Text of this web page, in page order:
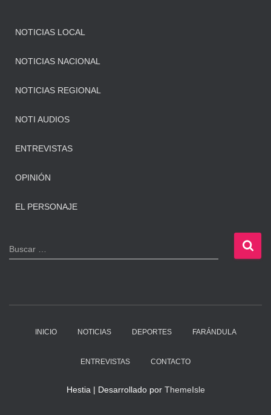
NOTICIAS LOCAL
NOTICIAS NACIONAL
NOTICIAS REGIONAL
NOTI AUDIOS
ENTREVISTAS
OPINIÓN
EL PERSONAJE
B
u
Buscar …
INICIO NOTICIAS DEPORTES FARÁNDULA
ENTREVISTAS CONTACTO
Hestia | Desarrollado por ThemeIsle